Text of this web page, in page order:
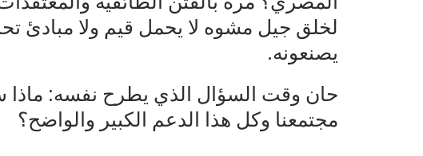
لخلق جيل مشوه لا يحمل قيم ولا مبادئ
يصنعونه.
حان وقت السؤال الذي يطرح نفسه: ماذا
مجتمعنا وكل هذا الدعم الكبير والواضح؟